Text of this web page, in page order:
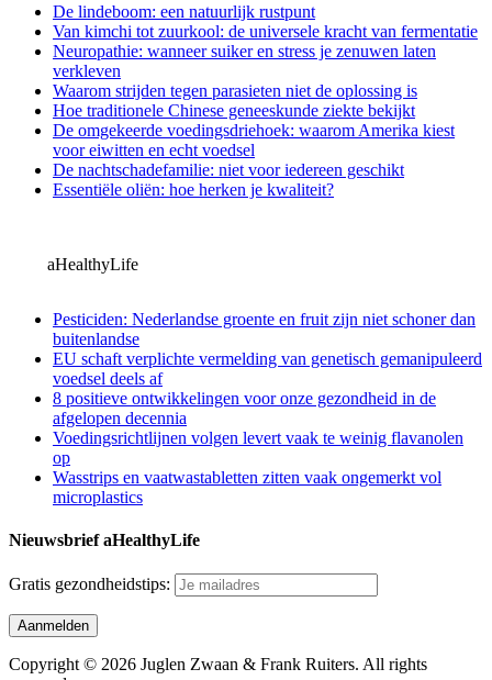
De lindeboom: een natuurlijk rustpunt
Van kimchi tot zuurkool: de universele kracht van fermentatie
Neuropathie: wanneer suiker en stress je zenuwen laten
verkleven
Waarom strijden tegen parasieten niet de oplossing is
Hoe traditionele Chinese geneeskunde ziekte bekijkt
De omgekeerde voedingsdriehoek: waarom Amerika kiest
voor eiwitten en echt voedsel
De nachtschadefamilie: niet voor iedereen geschikt
Essentiële oliën: hoe herken je kwaliteit?
aHealthyLife
Pesticiden: Nederlandse groente en fruit zijn niet schoner dan
buitenlandse
EU schaft verplichte vermelding van genetisch gemanipuleerd
voedsel deels af
8 positieve ontwikkelingen voor onze gezondheid in de
afgelopen decennia
Voedingsrichtlijnen volgen levert vaak te weinig flavanolen
op
Wasstrips en vaatwastabletten zitten vaak ongemerkt vol
microplastics
Nieuwsbrief aHealthyLife
Gratis gezondheidstips:
Copyright © 2026 Juglen Zwaan & Frank Ruiters. All rights